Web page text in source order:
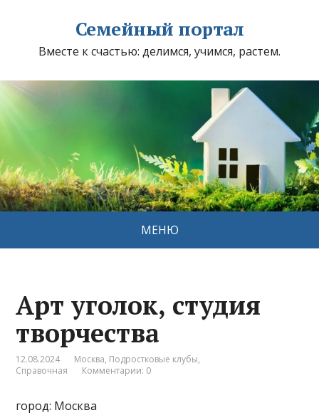
Семейный портал
Вместе к счастью: делимся, учимся, растем.
МЕНЮ
Арт уголок, студия
творчества
12.08.2024 Москва, Подростковые клубы,
Справочная
Комментарии: 0
город: Москва